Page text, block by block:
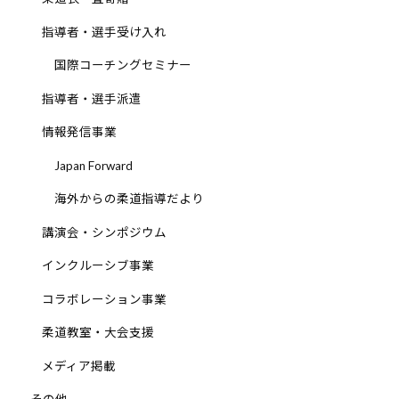
指導者・選手受け入れ
国際コーチングセミナー
指導者・選手派遣
情報発信事業
Japan Forward
海外からの柔道指導だより
講演会・シンポジウム
インクルーシブ事業
コラボレーション事業
柔道教室・大会支援
メディア掲載